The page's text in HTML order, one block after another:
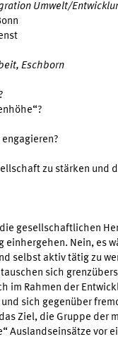
Umwelt/
Eschborn
engagieren?
zu stärken und
gesellschaftlichen
einhergehen. Nein, es
selbst aktiv tätig zu
sich
im Rahmen der
sich gegenüber
Ziel, die Gruppe der
Auslandseinsätze vor